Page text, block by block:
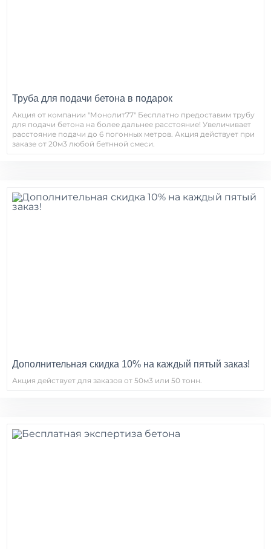
Труба для подачи бетона в подарок
Акция от компании "Монолит77" Бесплатно предоставим трубу
для подачи бетона на более дальнее расстояние! Увеличивает
расстояние подачи до 6 погонных метров. Акция действует при
заказе от 20м3 любой бетнной смеси.
Дополнительная скидка 10% на каждый пятый заказ!
Акция действует для заказов от 50м3 или 50 тонн.